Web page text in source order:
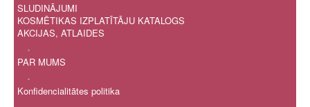
SLUDINĀJUMI
KOSMĒTIKAS IZPLATĪTĀJU KATALOGS
AKCIJAS, ATLAIDES
.
PAR MUMS
.
Konfidencialitātes politika